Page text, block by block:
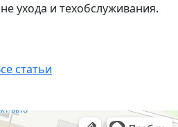
ухода и техобслуживания.
статьи